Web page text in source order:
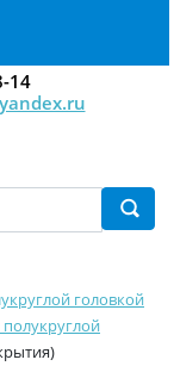
14
головкой